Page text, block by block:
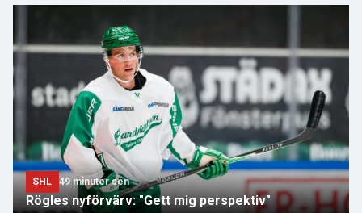
SHL 49 minuter sen
Rögles nyförvärv: "Gett mig perspektiv"